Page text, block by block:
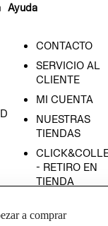
Ayuda
CONTACTO
SERVICIO AL
CLIENTE
MI CUENTA
NUESTRAS
TIENDAS
- RETIRO EN
TIENDA
CONDICIONES
a comprar